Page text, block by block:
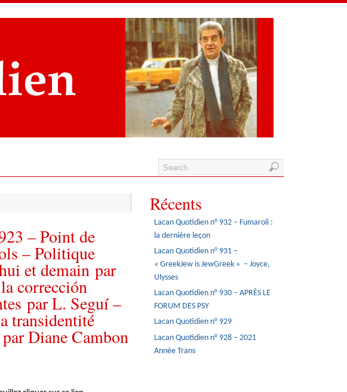
– Point de
– Politique
et demain par
corrección
par L. Seguí –
transidentité
Diane Cambon
Récents
Lacan Quotidien n° 932 – Fumaroli :
la dernière leçon
Lacan Quotidien n° 931 –
« GreekJew is JewGreek » – Joyce,
Ulysses
Lacan Quotidien n° 930 – APRÈS LE
FORUM DES PSY
Lacan Quotidien n° 929
Lacan Quotidien n° 928 – 2021
Année Trans